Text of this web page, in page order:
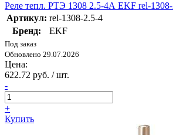
Реле тепл. РТЭ 1308 2.5-4А EKF rel-
Артикул: rel-1308-2.5-4
Бренд:
EKF
Под заказ
Обновлено 29.07.2026
Цена:
622.72 руб. / шт.
-
+
Купить